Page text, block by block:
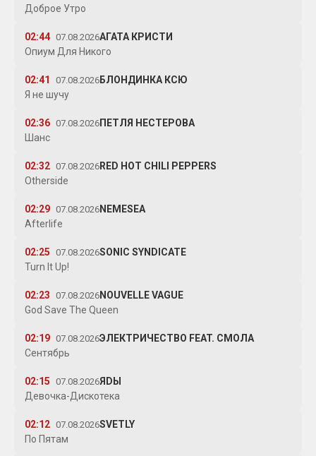
Доброе Утро
02:44 07.08.2026АГАТА КРИСТИ
Опиум Для Никого
02:41 07.08.2026 БЛОНДИНКА КСЮ
Я не шучу
02:36 07.08.2026 ПЕТЛЯ НЕСТЕРОВА
Шанс
02:32 07.08.2026 RED HOT CHILI PEPPERS
Otherside
02:29 07.08.2026 NEMESEA
Afterlife
02:25 07.08.2026SONIC SYNDICATE
Turn It Up!
02:23 07.08.2026 NOUVELLE VAGUE
God Save The Queen
02:19 07.08.2026ЭЛЕКТРИЧЕСТВО FEAT. СМОЛА
Сентябрь
02:15 07.08.2026ЯDЫ
Девочка-Дискотека
02:12 07.08.2026SVETLY
По Пятам